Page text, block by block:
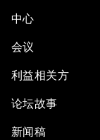
中心
会议
利益相关方
论坛故事
新闻稿